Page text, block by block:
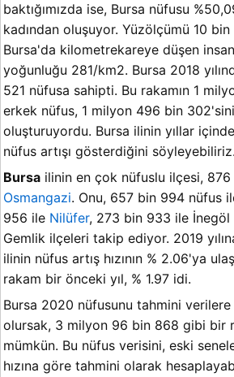
baktığımızda ise, Bursa nüfusu
kadından oluşuyor. Yüzölçümü 10
Bursa'da kilometrekareye düşen insan
yoğunluğu 281/km2. Bursa 2018
521 nüfusa sahipti. Bu rakamın 1
erkek nüfus, 1 milyon 496 bin
oluşturuyordu. Bursa ilinin yıllar
nüfus artışı gösterdiğini söyleyebiliriz.
Bursa ilinin en çok nüfuslu ilçesi,
Osmangazi. Onu, 657 bin 994 nüfus
956 ile Nilüfer, 273 bin 933 ile İnegöl
Gemlik ilçeleri takip ediyor. 2019
ilinin nüfus artış hızının % 2.06'ya
rakam bir önceki yıl, % 1.97 idi.
Bursa 2020 nüfusunu tahmini
olursak, 3 milyon 96 bin 868 gibi bir
mümkün. Bu nüfus verisini, eski
hızına göre tahmini olarak